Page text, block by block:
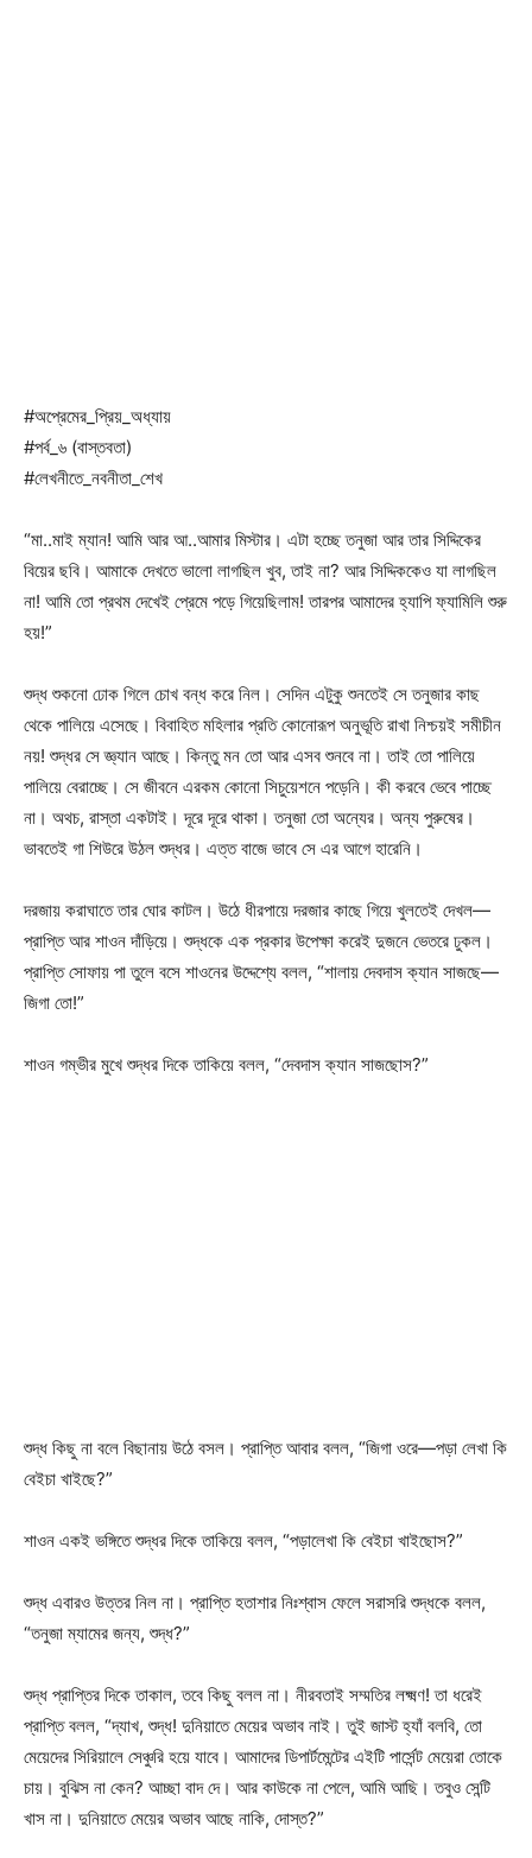
#অপ্রেমের_প্রিয়_অধ্যায়
#পর্ব_৬ (বাস্তবতা)
#লেখনীতে_নবনীতা_শেখ
“মা..মাই ম্যান! আমি আর আ..আমার মিস্টার। এটা হচ্ছে তনুজা আর তার সিদ্দিকের
বিয়ের ছবি। আমাকে দেখতে ভালো লাগছিল খুব, তাই না? আর সিদ্দিককেও যা লাগছিল
না! আমি তো প্রথম দেখেই প্রেমে পড়ে গিয়েছিলাম! তারপর আমাদের হ্যাপি ফ্যামিলি শুরু
হয়!”
শুদ্ধ শুকনো ঢোক গিলে চোখ বন্ধ করে নিল। সেদিন এটুকু শুনতেই সে তনুজার কাছ
থেকে পালিয়ে এসেছে। বিবাহিত মহিলার প্রতি কোনোরূপ অনুভূতি রাখা নিশ্চয়ই সমীচীন
নয়! শুদ্ধর সে জ্ঞ্যান আছে। কিন্তু মন তো আর এসব শুনবে না। তাই তো পালিয়ে
পালিয়ে বেরাচ্ছে। সে জীবনে এরকম কোনো সিচুয়েশনে পড়েনি। কী করবে ভেবে পাচ্ছে
না। অথচ, রাস্তা একটাই। দূরে দূরে থাকা। তনুজা তো অন্যের। অন্য পুরুষের।
ভাবতেই গা শিউরে উঠল শুদ্ধর। এত্ত বাজে ভাবে সে এর আগে হারেনি।
দরজায় করাঘাতে তার ঘোর কাটল। উঠে ধীরপায়ে দরজার কাছে গিয়ে খুলতেই দেখল—
প্রাপ্তি আর শাওন দাঁড়িয়ে। শুদ্ধকে এক প্রকার উপেক্ষা করেই দুজনে ভেতরে ঢুকল।
প্রাপ্তি সোফায় পা তুলে বসে শাওনের উদ্দেশ্যে বলল, “শালায় দেবদাস ক্যান সাজছে—
জিগা তো!”
শাওন গম্ভীর মুখে শুদ্ধর দিকে তাকিয়ে বলল, “দেবদাস ক্যান সাজছোস?”
শুদ্ধ কিছু না বলে বিছানায় উঠে বসল। প্রাপ্তি আবার বলল, “জিগা ওরে—পড়া লেখা কি
বেইচা খাইছে?”
শাওন একই ভঙ্গিতে শুদ্ধর দিকে তাকিয়ে বলল, “পড়ালেখা কি বেইচা খাইছোস?”
শুদ্ধ এবারও উত্তর নিল না। প্রাপ্তি হতাশার নিঃশ্বাস ফেলে সরাসরি শুদ্ধকে বলল,
“তনুজা ম্যামের জন্য, শুদ্ধ?”
শুদ্ধ প্রাপ্তির দিকে তাকাল, তবে কিছু বলল না। নীরবতাই সম্মতির লক্ষ্মণ! তা ধরেই
প্রাপ্তি বলল, “দ্যাখ, শুদ্ধ! দুনিয়াতে মেয়ের অভাব নাই। তুই জাস্ট হ্যাঁ বলবি, তো
মেয়েদের সিরিয়ালে সেঞ্চুরি হয়ে যাবে। আমাদের ডিপার্টমেন্টের এইটি পার্সেন্ট মেয়েরা তোকে
চায়। বুঝিস না কেন? আচ্ছা বাদ দে। আর কাউকে না পেলে, আমি আছি। তবুও সেন্টি
খাস না। দুনিয়াতে মেয়ের অভাব আছে নাকি, দোস্ত?”